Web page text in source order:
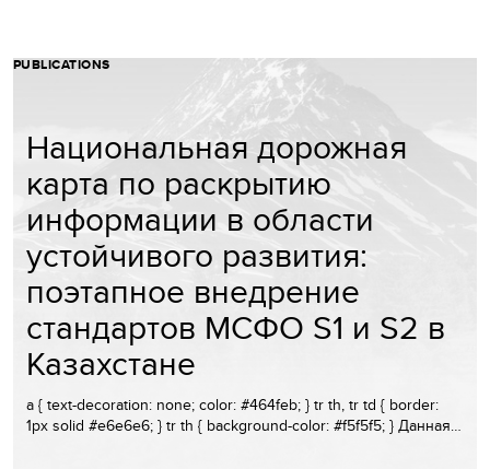
PUBLICATIONS
Национальная дорожная
карта по раскрытию
информации в области
устойчивого развития:
поэтапное внедрение
стандартов МСФО S1 и S2 в
Казахстане
a { text-decoration: none; color: #464feb; } tr th, tr td { border:
1px solid #e6e6e6; } tr th { background-color: #f5f5f5; } Данная…